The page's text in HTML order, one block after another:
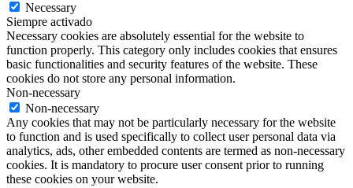
Necessary
Siempre activado
Necessary cookies are absolutely essential for the website to
function properly. This category only includes cookies that ensures
basic functionalities and security features of the website. These
cookies do not store any personal information.
Non-necessary
Non-necessary
Any cookies that may not be particularly necessary for the website
to function and is used specifically to collect user personal data via
analytics, ads, other embedded contents are termed as non-necessary
cookies. It is mandatory to procure user consent prior to running
these cookies on your website.